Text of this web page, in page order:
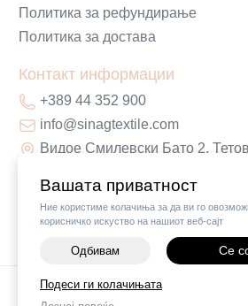
Вашата приватност
Ние користиме колачиња за да ви го
корисничко искуство на нашиот веб-сајт
Одбивам Се
Подеси ги колачињата
Политика за рефундирање
Политика за достава
Контакт информации
+389 44 352 900
info@sinagtextile.com
Видое Смилевски Бато 2,
©2026Vendor x